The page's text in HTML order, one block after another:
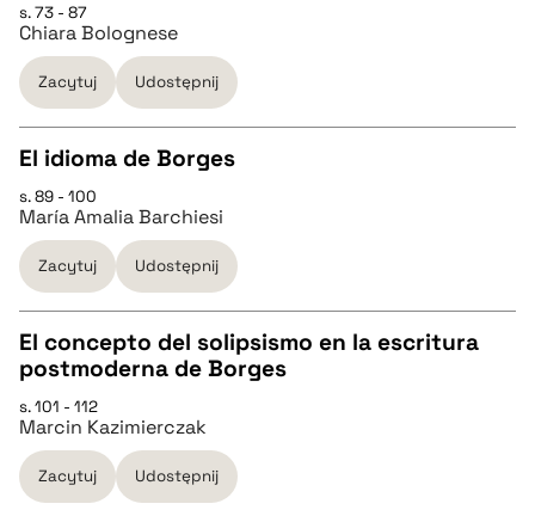
pobierz cytat
BIBTEX
pobierz cytat
s. 73 - 87
Chiara Bolognese
Zacytuj Udostępnij
CZYSTY TEKST
pobierz cytat
BIBTEX
pobierz cytat
El idioma de Borges
s. 89 - 100
María Amalia Barchiesi
Zacytuj Udostępnij
pobierz cytat
El concepto del solipsismo en la escritura
postmoderna de Borges
s. 101 - 112
Marcin Kazimierczak
Zacytuj Udostępnij